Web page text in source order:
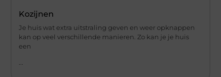
Kozijnen
Je huis wat extra uitstraling geven en weer opknappen
kan op veel verschillende manieren. Zo kan je je huis
een
...